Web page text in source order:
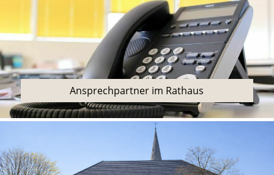
Ansprechpartner im Rathaus